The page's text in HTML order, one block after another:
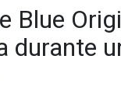
Blue
durante